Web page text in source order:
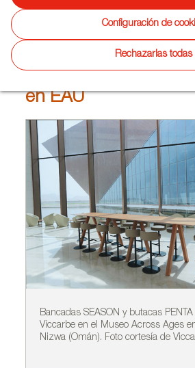
Configuración de
Rechazarlas todas
Viccarbe amuebla el
Across Ages en
en EAU
Bancadas SEASON y butacas
Viccarbe en el Museo Across Ages
Nizwa (Omán). Foto cortesía de